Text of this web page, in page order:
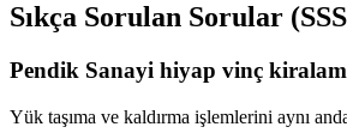
Sıkça Sorulan Sorular
Pendik Sanayi hiyap vinç
Yük taşıma ve kaldırma işlemlerini aynı